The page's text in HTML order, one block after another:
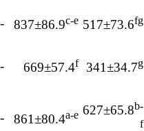
517±73.6fg
837±86.9c-e
-15
341±34.7g
669±57.4f
-18
627±65.8b-
f
861±80.4a-e
-13